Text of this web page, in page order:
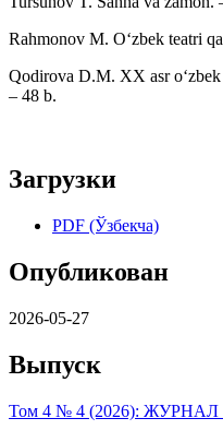
Rahmonov M. O‘zbek teatri
Qodirova D.M. XX asr o‘zbek
– 48 b.
Загрузки
PDF (Ўзбекча)
Опубликован
2026-05-27
Выпуск
Том 4 № 4 (2026): ЖУРНАЛ